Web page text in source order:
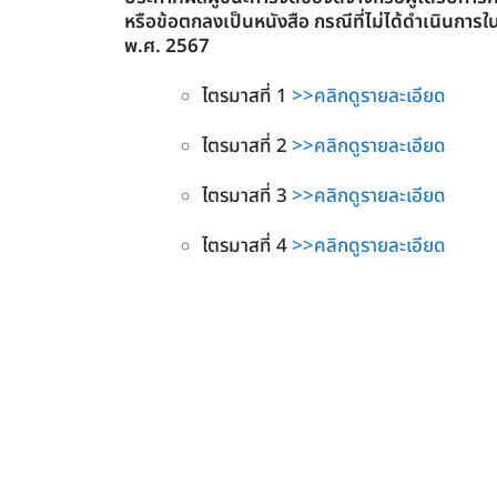
หรือข้อตกลงเป็นหนังสือ กรณีที่ไม่ได้ดำเนินการใ
พ.ศ. 2567
ไตรมาสที่ 1 >>คลิกดูรายละเอียด
ไตรมาสที่ 2>>คลิกดูรายละเอียด
ไตรมาสที่ 3>>คลิกดูรายละเอียด
ไตรมาสที่ 4>>คลิกดูรายละเอียด